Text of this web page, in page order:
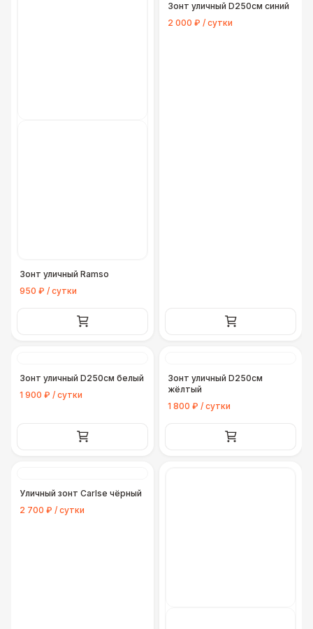
Зонт уличный Ramso
950 ₽ / сутки
Зонт уличный D250см синий
2 000 ₽ / сутки
Зонт уличный D250см белый
1 900 ₽ / сутки
Зонт уличный D250см
жёлтый
1 800 ₽ / сутки
Уличный зонт Carlse чёрный
2 700 ₽ / сутки